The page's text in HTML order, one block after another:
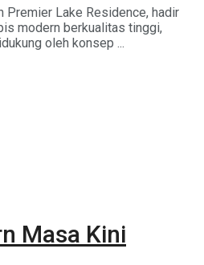
Premier Lake Residence, hadir
modern berkualitas tinggi,
oleh konsep ...
Masa Kini